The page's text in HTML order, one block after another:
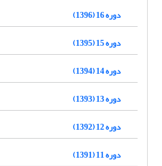
دوره 16 (1396)
دوره 15 (1395)
دوره 14 (1394)
دوره 13 (1393)
دوره 12 (1392)
دوره 11 (1391)